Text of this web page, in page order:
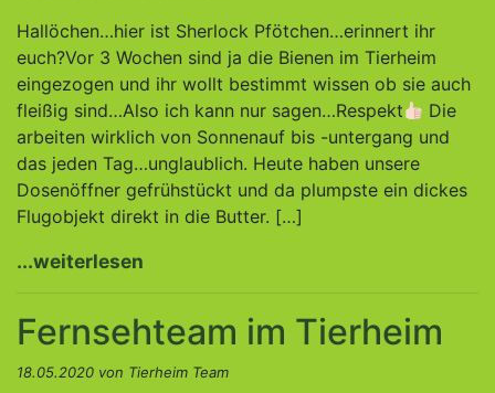
Hallöchen…hier ist Sherlock Pfötchen…erinnert ihr
euch?Vor 3 Wochen sind ja die Bienen im Tierheim
eingezogen und ihr wollt bestimmt wissen ob sie auch
fleißig sind…Also ich kann nur sagen…Respekt
Die
arbeiten wirklich von Sonnenauf bis -untergang und
das jeden Tag…unglaublich. Heute haben unsere
Dosenöffner gefrühstückt und da plumpste ein dickes
Flugobjekt direkt in die Butter. […]
...weiterlesen
Fernsehteam im Tierheim
18.05.2020 von Tierheim Team